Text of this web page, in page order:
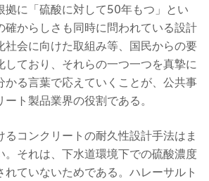
拠に「硫酸に対して50年もつ」とい
確からしさも同時に問われている設計
社会に向けた取組み等、国民からの要
しており、それらの一つ一つを真摯に
かる言葉で応えていくことが、公共事
ト製品業界の役割である。
るコンクリートの耐久性設計手法はま
。それは、下水道環境下での硫酸濃度
ていないためである。ハレーサルト